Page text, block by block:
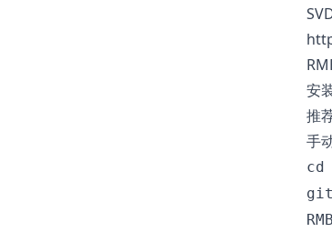
安
推
手
cd
git